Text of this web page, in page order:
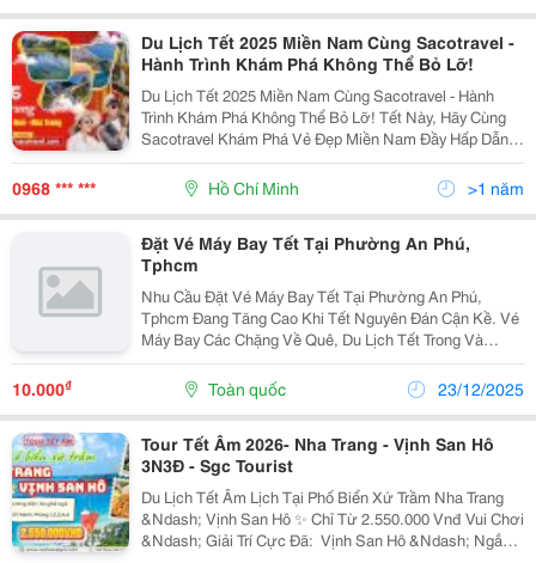
Du Lịch Tết 2025 Miền Nam Cùng Sacotravel -
Hành Trình Khám Phá Không Thể Bỏ Lỡ!
Du Lịch Tết 2025 Miền Nam Cùng Sacotravel - Hành
Trình Khám Phá Không Thể Bỏ Lỡ! Tết Này, Hãy Cùng
Sacotravel Khám Phá Vẻ Đẹp Miền Nam Đầy Hấp Dẫn
Với Các Tour Đặc Sắc: ✅ Rừng Tràm Trà Sư - Cần Thơ:
Ngắm Cảnh Thiên Nhiên Hoang Sơ, Đầy Sức Sống....
0968 *** *** Hồ Chí Minh >1 năm
Đặt Vé Máy Bay Tết Tại Phường An Phú,
Tphcm
Nhu Cầu Đặt Vé Máy Bay Tết Tại Phường An Phú,
Tphcm Đang Tăng Cao Khi Tết Nguyên Đán Cận Kề. Vé
Máy Bay Các Chặng Về Quê, Du Lịch Tết Trong Và
Ngoài Nước Liên Tục Khan Hiếm, Giá Có Xu Hướng
Tăng Nhanh Từng Ngày. Để Săn Vé Tết Giá Tốt, Giờ
Bay Đẹp,...
10.000₫ Toàn quốc 23/12/2025
Tour Tết Âm 2026- Nha Trang - Vịnh San Hô
3N3Đ - Sgc Tourist
Du Lịch Tết Âm Lịch Tại Phố Biển Xứ Trầm Nha Trang
&Ndash; Vịnh San Hô ✨ Chỉ Từ 2.550.000 Vnđ Vui Chơi
&Ndash; Giải Trí Cực Đã: ️ Vịnh San Hô &Ndash; Ngắm